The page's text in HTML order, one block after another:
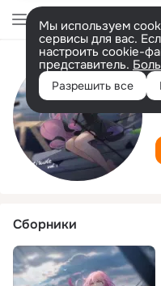
Мы используем
сервисы для вас.
настроить cookie-
представитель.
Разрешить все
Сборники